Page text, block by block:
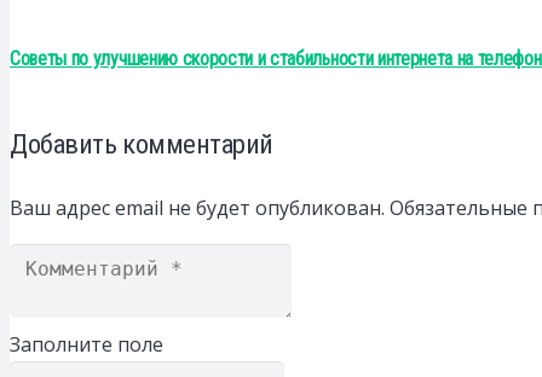
Советы по улучшению скорости и стабильности интернета на
Добавить комментарий
Ваш адрес email не будет опубликован. Обязательные
Заполните поле